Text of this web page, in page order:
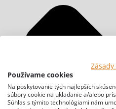
Používame cookies
Na poskytovanie tých najlepších
súbory cookie na ukladanie a/alebo
Súhlas s týmito technológiami nám